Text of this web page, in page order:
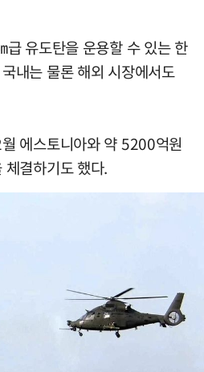
유도탄을 운용할 수 있는 한
내는 물론 해외 시장에서도
에스토니아와 약 5200억원
결하기도 했다.